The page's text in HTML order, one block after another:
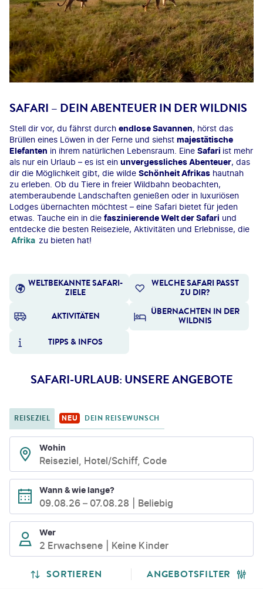
SAFARI – DEIN ABENTEUER IN DER WILDNIS
Stell dir vor, du fährst durch endlose Savannen, hörst das
Brüllen eines Löwen in der Ferne und siehst majestätische
Elefanten in ihrem natürlichen Lebensraum. Eine Safari ist mehr
als nur ein Urlaub – es ist ein unvergessliches Abenteuer, das
dir die Möglichkeit gibt, die wilde Schönheit Afrikas hautnah
zu erleben. Ob du Tiere in freier Wildbahn beobachten,
atemberaubende Landschaften genießen oder in luxuriösen
Lodges übernachten möchtest – eine Safari bietet für jeden
etwas. Tauche ein in die faszinierende Welt der Safari und
entdecke die besten Reiseziele, Aktivitäten und Erlebnisse, die
Afrika zu bieten hat!
WELTBEKANNTE SAFARI-
ZIELE
WELCHE SAFARI PASST
ZU DIR?
AKTIVITÄTEN
ÜBERNACHTEN IN DER
WILDNIS
TIPPS & INFOS
SAFARI-URLAUB: UNSERE ANGEBOTE
REISEZIEL NEU DEIN REISEWUNSCH
Wohin
Reiseziel, Hotel/Schiff, Code
Wann & wie lange?
09.08.26 – 07.08.28 Beliebig
Wer
2 Erwachsene Keine Kinder
SORTIEREN ANGEBOTSFILTER